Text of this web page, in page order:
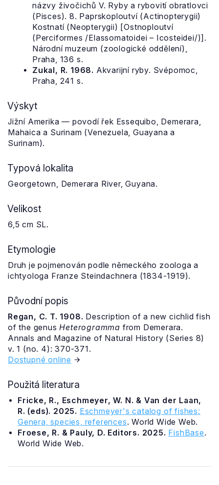
názvy živočichů V. Ryby a rybovití obratlovci
(Pisces). 8. Paprskoploutví (Actinopterygii)
Kostnatí (Neopterygii) [Ostnoploutví
(Perciformes /Elassomatoidei – Icosteidei/)].
Národní muzeum (zoologické oddělení),
Praha, 136 s.
Zukal, R. 1968. Akvarijní ryby. Svépomoc,
Praha, 241 s.
Výskyt
Jižní Amerika — povodí řek Essequibo, Demerara,
Mahaica a Surinam (Venezuela, Guayana a
Surinam).
Typová lokalita
Georgetown, Demerara River, Guyana.
Velikost
6,5 cm SL.
Etymologie
Druh je pojmenován podle německého zoologa a
ichtyologa Franze Steindachnera (1834-1919).
Původní popis
Regan, C. T. 1908. Description of a new cichlid fish
of the genusHeterogramma from Demerara.
Annals and Magazine of Natural History (Series 8)
v. 1 (no. 4): 370-371.
Dostupné online
Použitá literatura
Fricke, R., Eschmeyer, W. N. & Van der Laan,
R. (eds). 2025. Eschmeyer's catalog of fishes:
Genera, species, references. World Wide Web.
Froese, R. & Pauly, D. Editors. 2025. FishBase.
World Wide Web.